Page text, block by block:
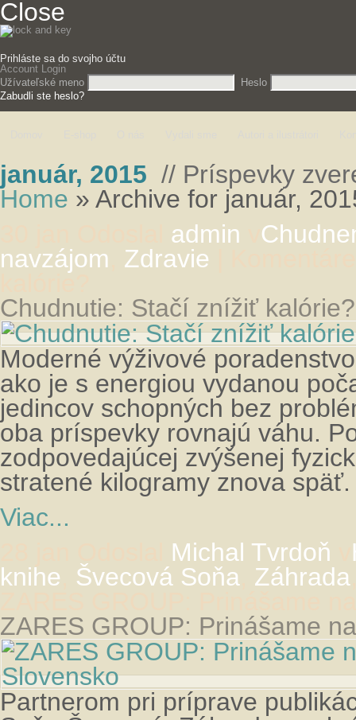
Close
Prihláste sa do svojho účtu
Account Login
Užívateľské meno
Heslo
Zabudli ste heslo?
január, 2015 // Príspevky
Home » Archive for január,
admin
navzájom Zdravie
Chudnutie: Stačí znížiť kalórie?
Moderné výživové
ako je s energiou vydanou
jedincov schopných bez
oba príspevky rovnajú váhu.
zodpovedajúcej zvýšenej
stratené kilogramy znova
Viac...
Michal Tvrdoň
knihe
Švecová Soňa Záhrada
ZARES GROUP: Prinášame
Partnerom pri príprave